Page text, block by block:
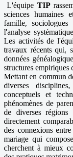
L'équipe TIP
sciences humaines
famille,
l'analyse
Les activités de
travaux récents qui,
données
structures empiriques
Mettant en commun
diverses
conceptuels et
phénomènes de
de diverses
directement
des connexions
mariage qui
cherchent à mieux